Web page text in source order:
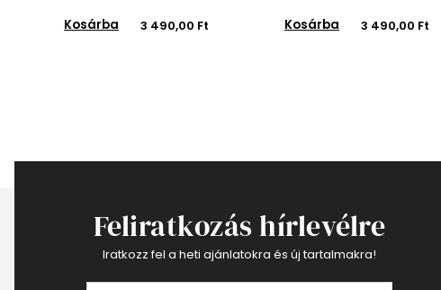
Kosárba 3 490,00 Ft Kosárba 3 490,00 Ft
Feliratkozás hírlevélre
Iratkozz fel a heti ajánlatokra és új tartalmakra!